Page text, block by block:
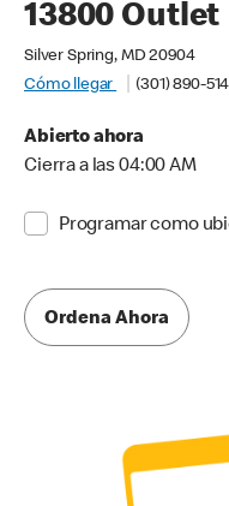
13800 Outlet
Silver Spring, MD 20904
Cómo llegar
(301) 890-
Abierto ahora
Cierra a las 04:00 AM
Programar como
Ordena Ahora